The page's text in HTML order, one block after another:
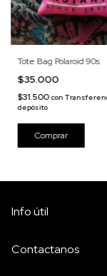
Tote Bag Polaroid 90s
$35.000
$31.500con
depósito
Info útil
Contactanos